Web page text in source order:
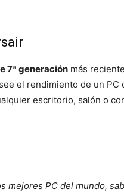
7ª generación más
el rendimiento de un
escritorio, salón o
mejores PC del mundo,